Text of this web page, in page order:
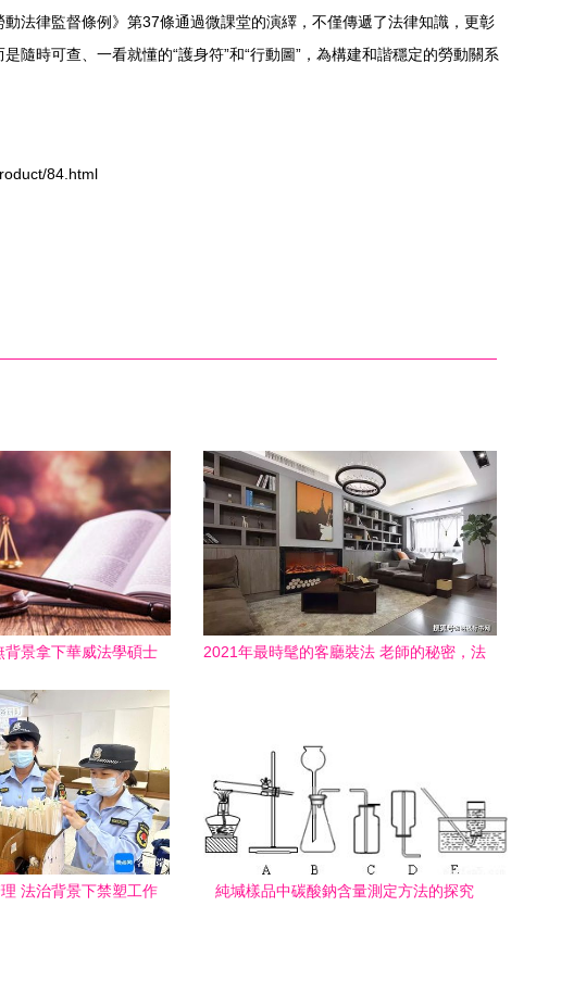
動法律監督條例》第37條通過微課堂的演繹，不僅傳遞了法律知識，更彰
隨時可查、一看就懂的“護身符”和“行動圖”，為構建和諧穩定的勞動關系
84.html
景拿下華威法學碩士
2021年最時髦的客廳裝法 老師的秘密，法
法治背景下禁塑工作
純堿樣品中碳酸鈉含量測定方法的探究